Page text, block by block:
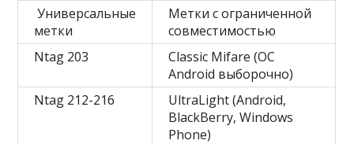
Универсальные
метки
Метки с ограниченной
совместимостью
Ntag 203
Classic Mifare (ОС
Android выборочно)
Ntag 212-216
UltraLight (Android,
BlackBerry, Windows
Phone)